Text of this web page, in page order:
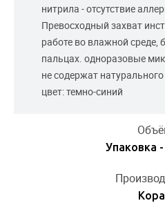
Упаковка
нитрила - отсутствие
Превосходный захват
работе во влажной среде,
пальцах. одноразовые
не содержат
цвет: темно-синий